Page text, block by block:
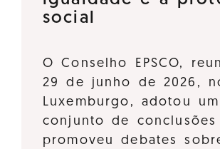
social
O Conselho EPSCO,
29 de junho de 2026,
Luxemburgo, adotou um
conjunto de conclusões
promoveu debates